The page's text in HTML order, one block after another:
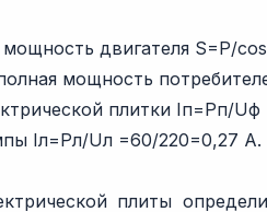
двигателя S=P/
мощность
плитки Iп=Pп/
Iл=Pл/Uл =60/220=0,27 А.
плиты